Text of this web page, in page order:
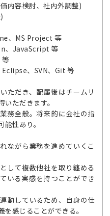
内容検討、社内外調整)
、MS Project 等
、JavaScript 等
、SVN、Git 等
ただき、配属後はチームリ
ただきます。
務全般。将来的に会社の指
性あり。
ながら業務を進めていくこ
して複数他社を取り纏める
いる実感を持つことができ
動しているため、自身の仕
感じることができる。